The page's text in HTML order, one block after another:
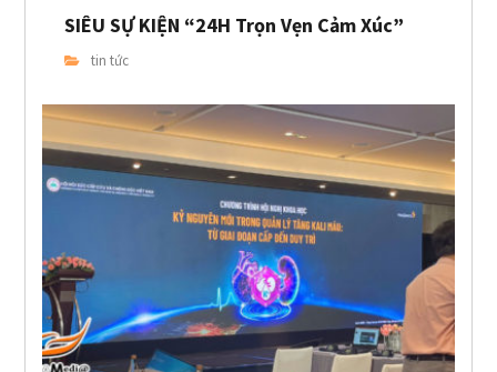
SIÊU SỰ KIỆN “24H Trọn Vẹn Cảm Xúc”
tin tức